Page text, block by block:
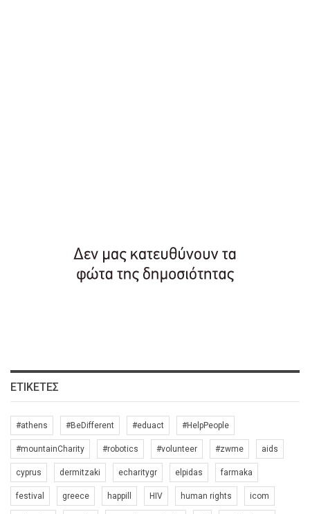
ΕΤΙΚΈΤΕΣ
#athens #BeDifferent #eduact #HelpPeople
#mountainCharity #robotics #volunteer #zwme aids
cyprus dermitzaki echaritygr elpidas farmaka
festival greece happill HIV human rights icom